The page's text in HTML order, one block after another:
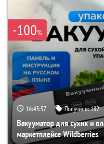
-100%
16:43:55 Получили:182
Вакууматор для сухих и
маркетплейсе Wildberries